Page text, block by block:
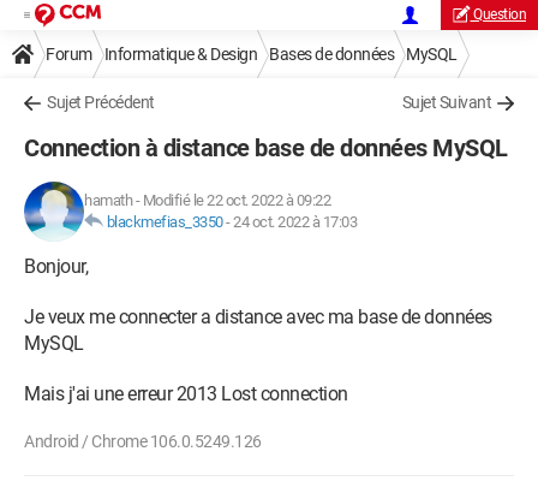
Question
Forum Informatique & Design Bases de données MySQL
Sujet Précédent Sujet Suivant
Connection à distance base de données MySQL
hamath- Modifié le 22 oct. 2022 à 09:22
blackmefias_3350-24 oct. 2022 à 17:03
Bonjour,
Je veux me connecter a distance avec ma base de données
MySQL
Mais j'ai une erreur 2013 Lost connection
Android / Chrome 106.0.5249.126